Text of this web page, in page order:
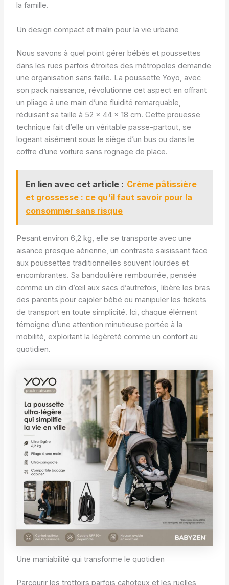
la famille.
Un design compact et malin pour la vie urbaine
Nous savons à quel point gérer bébés et poussettes
dans les rues parfois étroites des métropoles demande
une organisation sans faille. La poussette Yoyo, avec
son pack naissance, révolutionne cet aspect en offrant
un pliage à une main d’une fluidité remarquable,
réduisant sa taille à 52 x 44 x 18 cm. Cette prouesse
technique fait d’elle un véritable passe-partout, se
logeant aisément sous le siège d’un bus ou dans le
coffre d’une voiture sans rognage de place.
En lien avec cet article : Crème pâtissière
et grossesse : ce qu'il faut savoir pour la
consommer sans risque
Pesant environ 6,2 kg, elle se transporte avec une
aisance presque aérienne, un contraste saisissant face
aux poussettes traditionnelles souvent lourdes et
encombrantes. Sa bandoulière rembourrée, pensée
comme un clin d’œil aux sacs d’autrefois, libère les bras
des parents pour cajoler bébé ou manipuler les tickets
de transport en toute simplicité. Ici, chaque élément
témoigne d’une attention minutieuse portée à la
mobilité, exploitant la légèreté comme un confort au
quotidien.
Une maniabilité qui transforme le quotidien
Parcourir les trottoirs parfois cahoteux et les ruelles